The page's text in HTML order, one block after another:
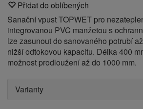
Přidat do oblíbených
Sanační vpust TOPWET pro
integrovanou PVC manžetou s
lze zasunout do sanovaného potrubí
nižší odtokovou kapacitu. Délka 400
možnost prodloužení až do 1000 mm.
Varianty